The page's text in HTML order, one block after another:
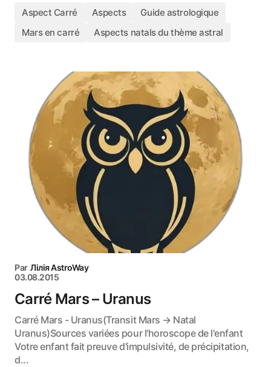
Aspect Carré Aspects
Guide astrologique
Mars en carré
Aspects natals du thème astral
Par Лілія AstroWay
03.08.2015
Carré Mars – Uranus
Carré Mars - Uranus(Transit Mars → Natal
Uranus)Sources variées pour l'horoscope de l'enfant
Votre enfant fait preuve d'impulsivité, de précipitation,
d...